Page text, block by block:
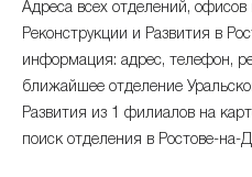
Адреса всех отделений,
Реконструкции и Развития в
информация: адрес, телефон,
ближайшее отделение
Развития из 1 филиалов на
поиск отделения в Ростове-на-